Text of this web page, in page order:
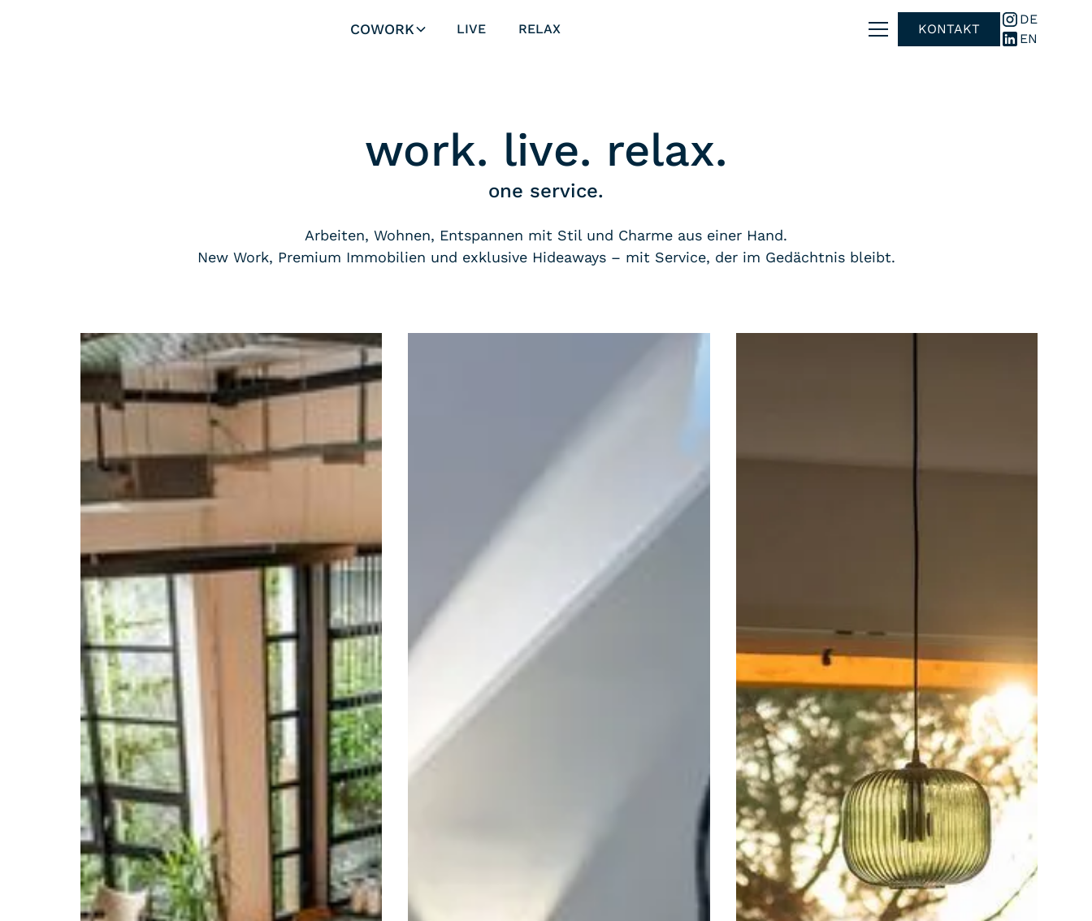
COWORK LIVE RELAX KONTAKT
DE
EN
work. live. relax.
one service.
Arbeiten, Wohnen, Entspannen mit Stil und Charme aus einer Hand.
New Work, Premium Immobilien und exklusive Hideaways – mit Service, der im Gedächtnis bleibt.